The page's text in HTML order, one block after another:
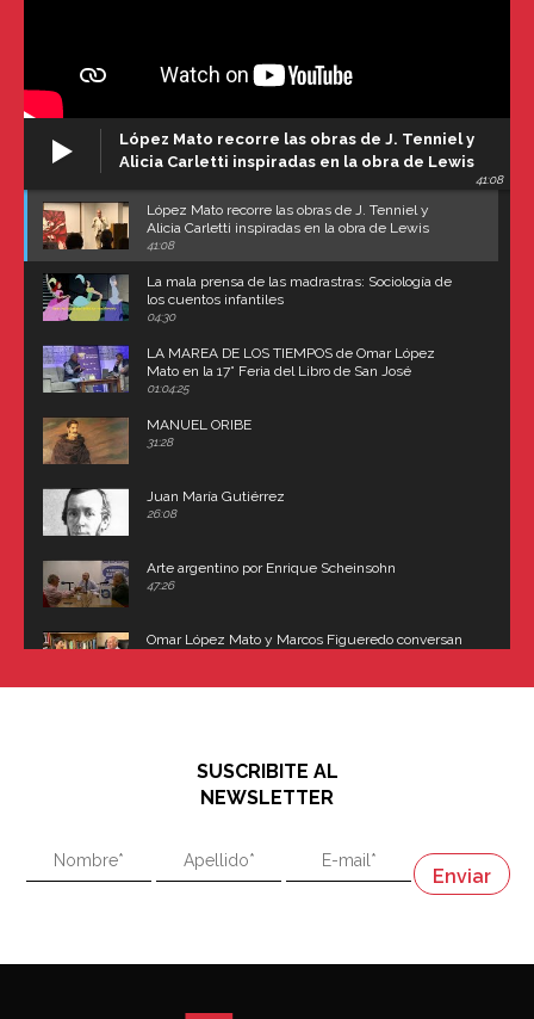
López Mato recorre las obras de J. Tenniel y
Alicia Carletti inspiradas en la obra de Lewis
41:08
López Mato recorre las obras de J. Tenniel y
Alicia Carletti inspiradas en la obra de Lewis
Carroll
41:08
La mala prensa de las madrastras: Sociología de
los cuentos infantiles
04:30
LA MAREA DE LOS TIEMPOS de Omar López
Mato en la 17° Feria del Libro de San José
(Uruguay)
01:04:25
MANUEL ORIBE
31:28
Juan María Gutiérrez
26:08
Arte argentino por Enrique Scheinsohn
47:26
Omar López Mato y Marcos Figueredo conversan
"En política, la estupidez no es una desventaja"
"En política, la estupidez no es una desventaja"
Napoleón
SUSCRIBITE AL
NEWSLETTER